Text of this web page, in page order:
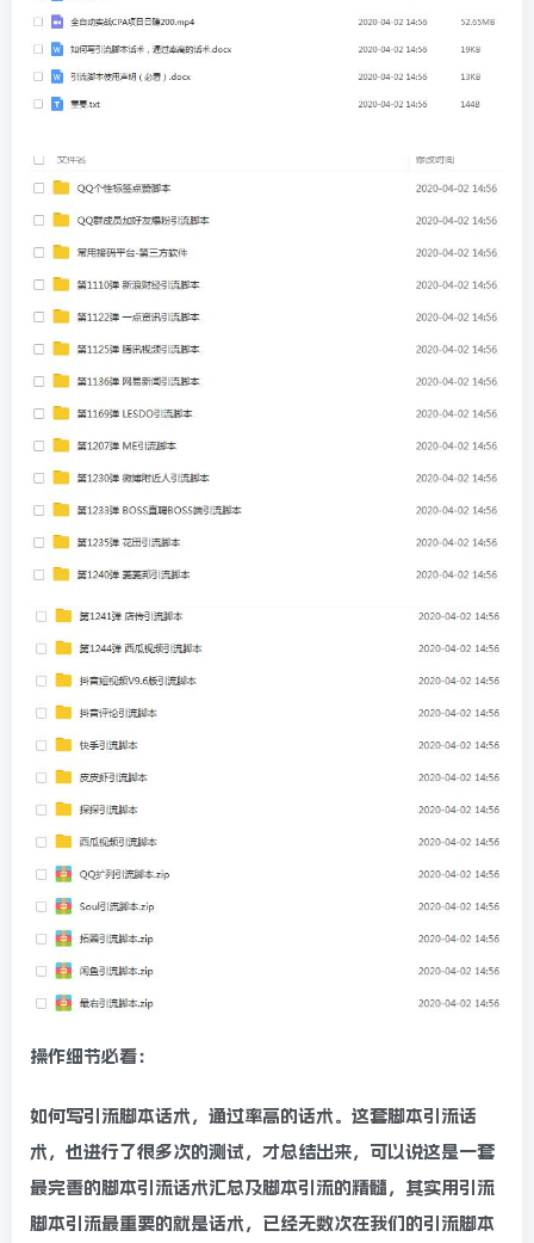
操作细节必看：
如何写引流脚本话术，通过率高的话术。这套脚本引流话
术，也进行了很多次的测试，才总结出来，可以说这是一套
最完善的脚本引流话术汇总及脚本引流的精髓，其实用引流
脚本引流最重要的就是话术，已经无数次在我们的引流脚本